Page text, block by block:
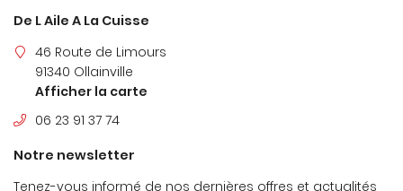
Accueil
Traiteur
& rôtisserie
De L Aile A La Cuisse
46 Route de Limours
91340 Ollainville
Afficher la carte
06 23 91 37 74
Notre newsletter
Tenez-vous informé de nos dernières offres et actualités